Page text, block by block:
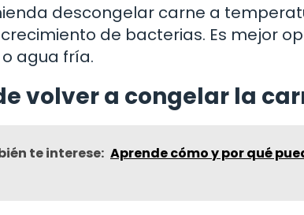
descongelar carne a
de bacterias. Es mejor
agua fría.
volver a congelar la
te interese: Aprende cómo y por qué